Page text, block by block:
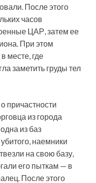
После этого
часов
ЦАР, затем ее
При этом
месте, где
заметить груды тел
причастности
из города
из баз
наемники
на свою базу,
его пыткам — в
После этого